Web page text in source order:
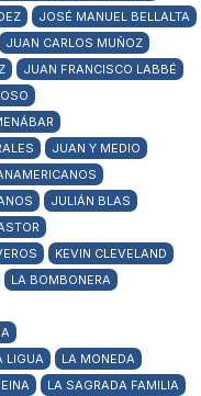
JOSÉ MANUEL BELLALTA
JUAN CARLOS MUÑOZ
JUAN FRANCISCO LABBÉ
JUAN Y MEDIO
JULIÁN BLAS
KEVIN CLEVELAND
LA BOMBONERA
LIGUA
LA MONEDA
LA SAGRADA FAMILIA